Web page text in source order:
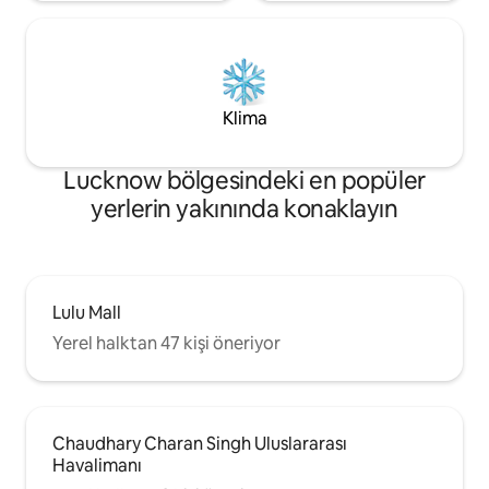
Klima
Lucknow bölgesindeki en popüler
yerlerin yakınında konaklayın
Lulu Mall
Yerel halktan 47 kişi öneriyor
Chaudhary Charan Singh Uluslararası
Havalimanı